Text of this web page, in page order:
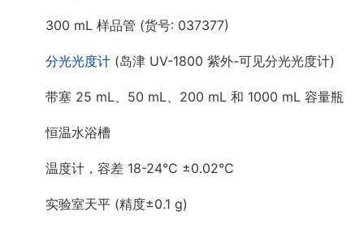
300 mL 样品管 (货号: 037377)
分光光度计 (岛津 UV-1800 紫外-可见分光光度计)
带塞 25 mL、50 mL、200 mL 和 1000 mL 容量瓶
恒温水浴槽
温度计，容差 18-24°C ±0.02°C
实验室天平 (精度±0.1 g)